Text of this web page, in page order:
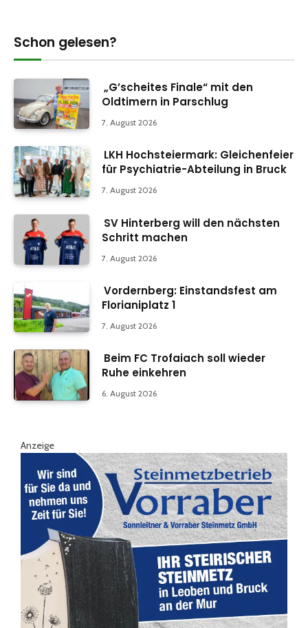
Schon gelesen?
„G’scheites Finale“ mit den
Oldtimern in Parschlug
7. August 2026
LKH Hochsteiermark: Gleichenfeier
für Psychiatrie-Abteilung in Bruck
7. August 2026
SV Hinterberg will den nächsten
Schritt machen
7. August 2026
Vordernberg: Einstandsfest am
Florianiplatz 1
7. August 2026
Beim FC Trofaiach soll wieder
Ruhe einkehren
6. August 2026
Anzeige